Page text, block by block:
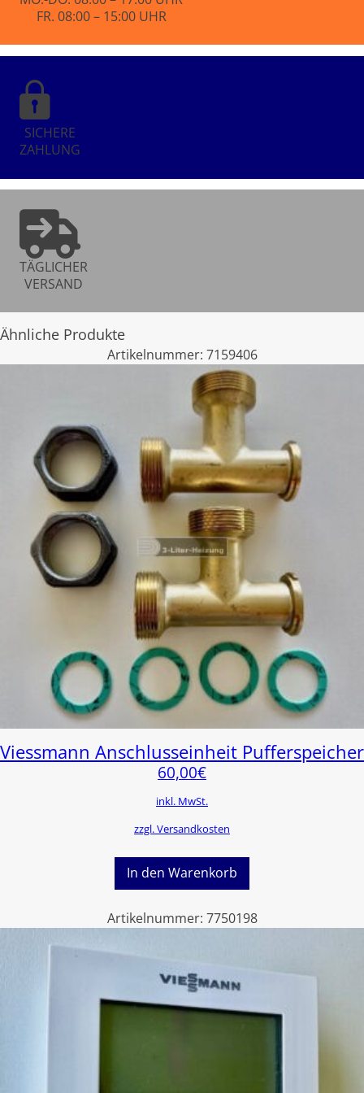
FR. 08:00 – 15:00 UHR
SICHERE
ZAHLUNG
TÄGLICHER
VERSAND
Ähnliche Produkte
Artikelnummer: 7159406
Viessmann Anschlusseinheit Pufferspeicher
60,00€
inkl. MwSt.
zzgl. Versandkosten
In den Warenkorb
Artikelnummer: 7750198